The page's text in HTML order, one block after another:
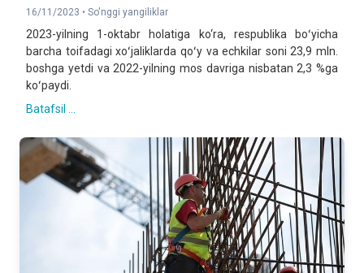
16/11/2023 • So'nggi yangiliklar
2023-yilning 1-oktabr holatiga ko‘ra, respublika boʻyicha
barcha toifadagi xoʻjaliklarda qoʻy va echkilar soni 23,9 mln.
boshga yetdi va 2022-yilning mos davriga nisbatan 2,3 %ga
koʻpaydi.
Batafsil ...